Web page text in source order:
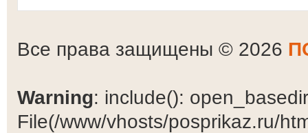
Все права защищены © 2026
Warning: include():
File(/www/vhosts/posprikaz.ru/